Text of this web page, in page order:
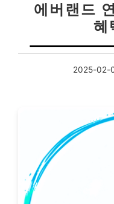
에버랜드
혜
2025-02-